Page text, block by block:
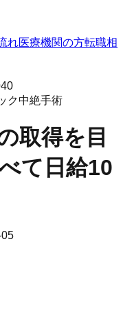
れ医療機関の方転職相
ク中絶手術
取得を目
て日給10